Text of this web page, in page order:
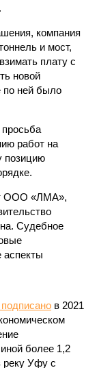
компания
и мост,
плату с
новой
по ней было
работ на
позицию
ООО «ЛМА»,
Судебное
аспекты
в 2021
более 1,2
реку Уфу с